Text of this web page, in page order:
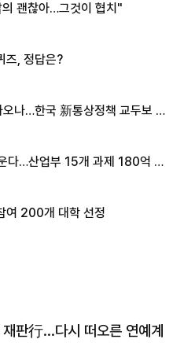
괜찮아…그것이 협치"
즈, 정답은?
나…한국 新통상정책 교두보 활
다…산업부 15개 과제 180억 지
여 200개 대학 선정
재판行…다시 떠오른 연예계